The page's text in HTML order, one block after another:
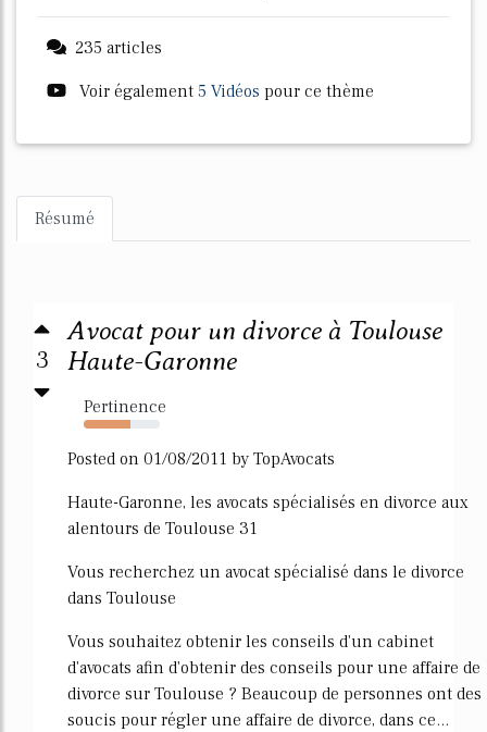
235 articles
Voir également 5 Vidéos pour ce thème
Résumé
3
Avocat pour un divorce à Toulouse
Haute-Garonne
Pertinence
61%
Posted on 01/08/2011 by TopAvocats
Haute-Garonne, les avocats spécialisés en divorce aux
alentours de Toulouse 31
Vous recherchez un avocat spécialisé dans le divorce
dans Toulouse
Vous souhaitez obtenir les conseils d'un cabinet
d'avocats afin d'obtenir des conseils pour une affaire de
divorce sur Toulouse ? Beaucoup de personnes ont des
soucis pour régler une affaire de divorce, dans ce...